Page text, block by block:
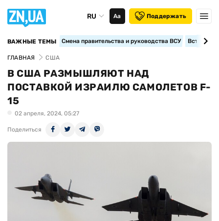
RU Аа Поддержать
ВАЖНЫЕ ТЕМЫ Смена правительства и руководства ВСУ
ГЛАВНАЯ США
В США РАЗМЫШЛЯЮТ НАД
ПОСТАВКОЙ ИЗРАИЛЮ САМОЛЕТОВ F-
15
02 апреля, 2024, 05:27
Поделиться